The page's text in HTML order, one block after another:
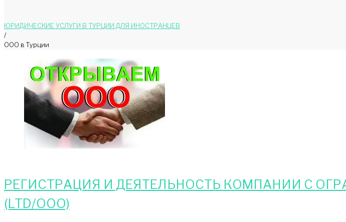
ЮРИДИЧЕСКИЕ УСЛУГИ В ТУРЦИИ ДЛЯ ИНОСТРАНЦЕВ
/
ООО в Турции
РЕГИСТРАЦИЯ И ДЕЯТЕЛЬНОСТЬ КОМПАНИИ С
(LTD/ООО)